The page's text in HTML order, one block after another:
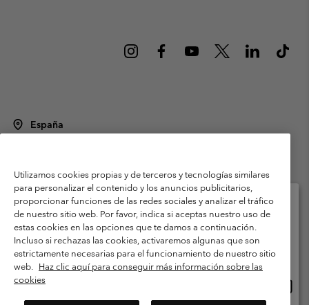
España
Condiciones de uso
Terminos de Venta
Garantía
Política de Privacidad
Términos y condiciones del programa de miembros
Términos De Uso Del Contenido Generado Por Los Usuarios
Impressum
Cookies Public CBCR
Utilizamos cookies propias y de terceros y tecnologías similares
para personalizar el contenido y los anuncios publicitarios,
proporcionar funciones de las redes sociales y analizar el tráfico
de nuestro sitio web. Por favor, indica si aceptas nuestro uso de
estas cookies en las opciones que te damos a continuación.
Incluso si rechazas las cookies, activaremos algunas que son
estrictamente necesarias para el funcionamiento de nuestro sitio
web. Haz clic aquí para conseguir más información sobre las
cookies
Selecciona tu país e idioma envío
Compras en línea disponibles